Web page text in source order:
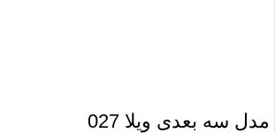
مدل سه بعدی ویلا 027